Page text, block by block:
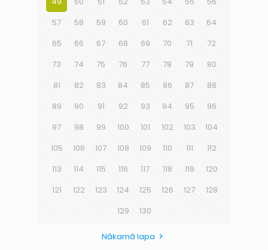
57
58 59 60 61 62 63
64
65
66 67 68 69 70 71
72
73
74 75 76 77 78 79
80
81
82 83 84 85 86 87
88
89
90 91 92 93 94 95
96
97
98 99 100 101 102 103
104
105
106 107 108 109 110 111
112
113
114 115 116 117 118 119
120
121
122 123 124 125 126 127
128
129
130
Nākamā lapa